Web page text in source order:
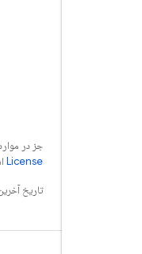
جز در
License
تاریخ آخرین به‌روزرسانی